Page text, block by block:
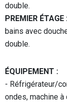
double.
PREMIER ÉTAGE
bains avec
double.
ÉQUIPEMENT :
- Réfrigérateur/
ondes, machine à